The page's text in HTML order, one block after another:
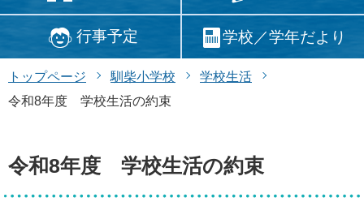
行事予定 学校／学年だより
トップページ 馴柴小学校
学校生活
令和8年度 学校生活の約束
令和8年度 学校生活の約束